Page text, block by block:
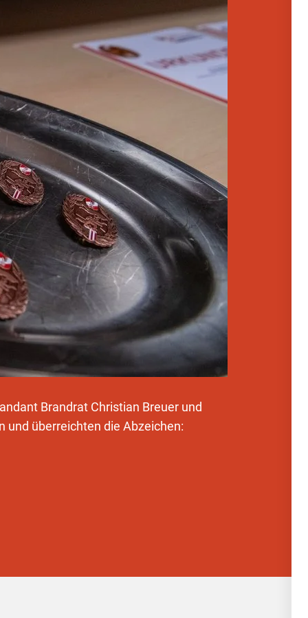
Brandrat Christian Breuer und
überreichten die Abzeichen: